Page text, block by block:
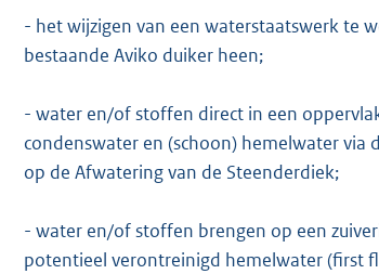
- het wijzigen van een waterstaatswerk te
bestaande Aviko duiker heen;
- water en/of stoffen direct in een
condenswater en (schoon) hemelwater
op de Afwatering van de Steenderdiek;
- water en/of stoffen brengen op een
potentieel verontreinigd hemelwater (first